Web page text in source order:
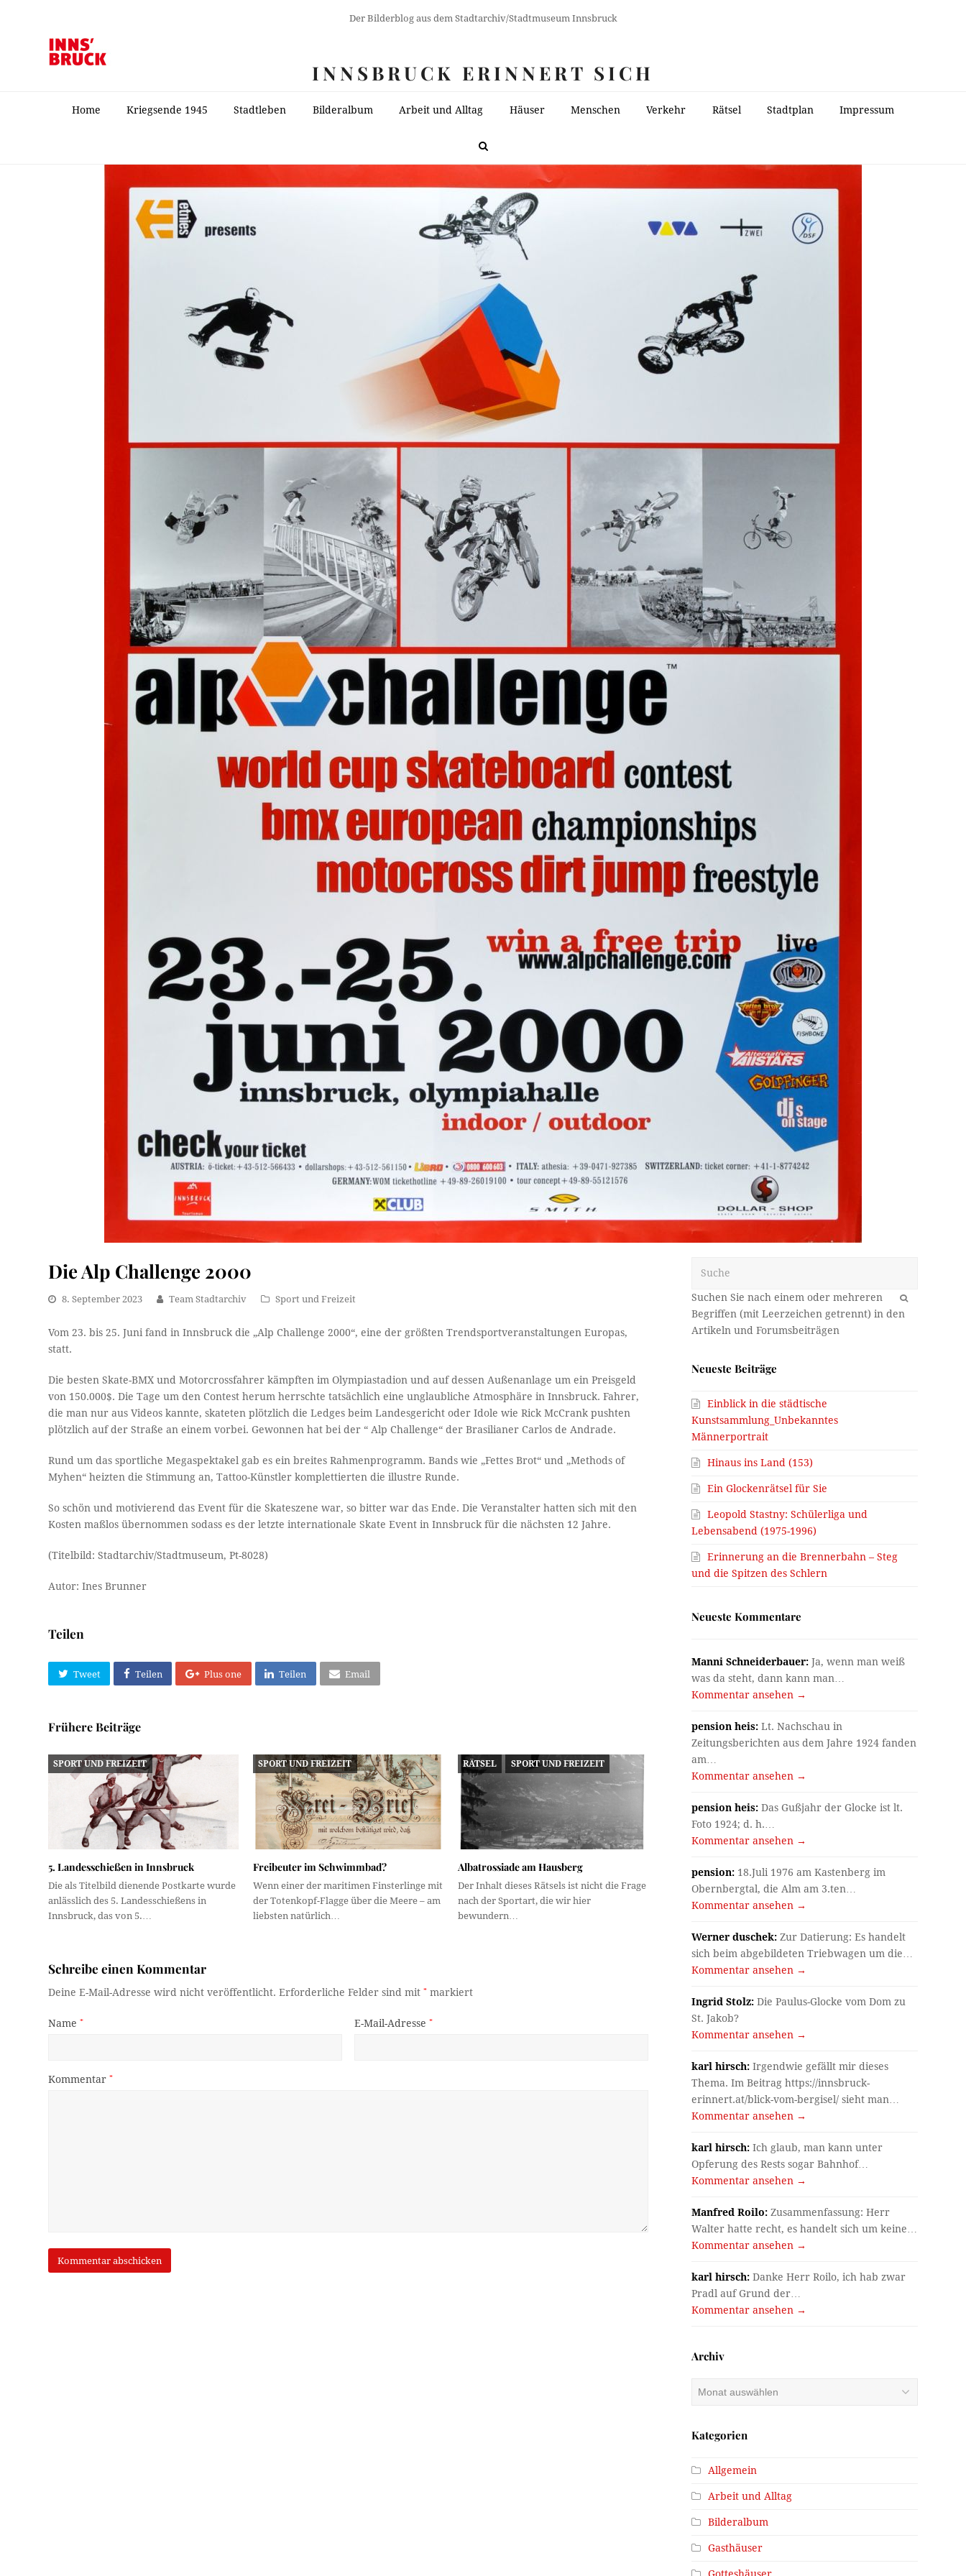
Der Bilderblog aus dem Stadtarchiv/Stadtmuseum Innsbruck
INNSBRUCK ERINNERT SICH
Home Kriegsende 1945 Stadtleben Bilderalbum Arbeit und Alltag Häuser Menschen Verkehr Rätsel Stadtplan Impressum
Die Alp Challenge 2000
8. September 2023 Team Stadtarchiv Sport und Freizeit
Vom 23. bis 25. Juni fand in Innsbruck die „Alp Challenge 2000“, eine der größten Trendsportveranstaltungen Europas,
statt.
Die besten Skate-BMX und Motorcrossfahrer kämpften im Olympiastadion und auf dessen Außenanlage um ein Preisgeld
von 150.000$. Die Tage um den Contest herum herrschte tatsächlich eine unglaubliche Atmosphäre in Innsbruck. Fahrer,
die man nur aus Videos kannte, skateten plötzlich die Ledges beim Landesgericht oder Idole wie Rick McCrank pushten
plötzlich auf der Straße an einem vorbei. Gewonnen hat bei der “ Alp Challenge“ der Brasilianer Carlos de Andrade.
Rund um das sportliche Megaspektakel gab es ein breites Rahmenprogramm. Bands wie „Fettes Brot“ und „Methods of
Myhen“ heizten die Stimmung an, Tattoo-Künstler komplettierten die illustre Runde.
So schön und motivierend das Event für die Skateszene war, so bitter war das Ende. Die Veranstalter hatten sich mit den
Kosten maßlos übernommen sodass es der letzte internationale Skate Event in Innsbruck für die nächsten 12 Jahre.
(Titelbild: Stadtarchiv/Stadtmuseum, Pt-8028)
Autor: Ines Brunner
Teilen
Tweet Teilen Plus one Teilen Email
Frühere Beiträge
SPORT UND FREIZEIT
5. Landesschießen in Innsbruck
Die als Titelbild dienende Postkarte wurde
anlässlich des 5. Landesschießens in
Innsbruck, das von 5.…
SPORT UND FREIZEIT
Freibeuter im Schwimmbad?
Wenn einer der maritimen Finsterlinge mit
der Totenkopf-Flagge über die Meere – am
liebsten natürlich…
RÄTSEL SPORT UND FREIZEIT
Albatrossiade am Hausberg
Der Inhalt dieses Rätsels ist nicht die Frage
nach der Sportart, die wir hier
bewundern…
Schreibe einen Kommentar
Deine E-Mail-Adresse wird nicht veröffentlicht. Erforderliche Felder sind mit* markiert
Name* E-Mail-Adresse *
Kommentar*
OK
Neueste Beiträge
Einblick in die städtische
Kunstsammlung_Unbekanntes
Männerportrait
Hinaus ins Land (153)
Ein Glockenrätsel für Sie
Leopold Stastny: Schülerliga und
Lebensabend (1975-1996)
Erinnerung an die Brennerbahn – Steg
und die Spitzen des Schlern
Neueste Kommentare
Manni Schneiderbauer: Ja, wenn man weiß
was da steht, dann kann man…
Kommentar ansehen →
pension heis: Lt. Nachschau in
Zeitungsberichten aus dem Jahre 1924 fanden
am…
Kommentar ansehen →
pension heis: Das Gußjahr der Glocke ist lt.
Foto 1924; d. h.…
Kommentar ansehen →
pension: 18.Juli 1976 am Kastenberg im
Obernbergtal, die Alm am 3.ten…
Kommentar ansehen →
Werner duschek: Zur Datierung: Es handelt
sich beim abgebildeten Triebwagen um die…
Kommentar ansehen →
Ingrid Stolz: Die Paulus-Glocke vom Dom zu
St. Jakob?
Kommentar ansehen →
karl hirsch: Irgendwie gefällt mir dieses
Thema. Im Beitrag https://innsbruck-
erinnert.at/blick-vom-bergisel/ sieht man…
Kommentar ansehen →
karl hirsch: Ich glaub, man kann unter
Opferung des Rests sogar Bahnhof…
Kommentar ansehen →
Manfred Roilo: Zusammenfassung: Herr
Walter hatte recht, es handelt sich um keine…
Kommentar ansehen →
karl hirsch: Danke Herr Roilo, ich hab zwar
Pradl auf Grund der…
Kommentar ansehen →
Archiv
Kategorien
Allgemein
Arbeit und Alltag
Bilderalbum
Gasthäuser
Gotteshäuser